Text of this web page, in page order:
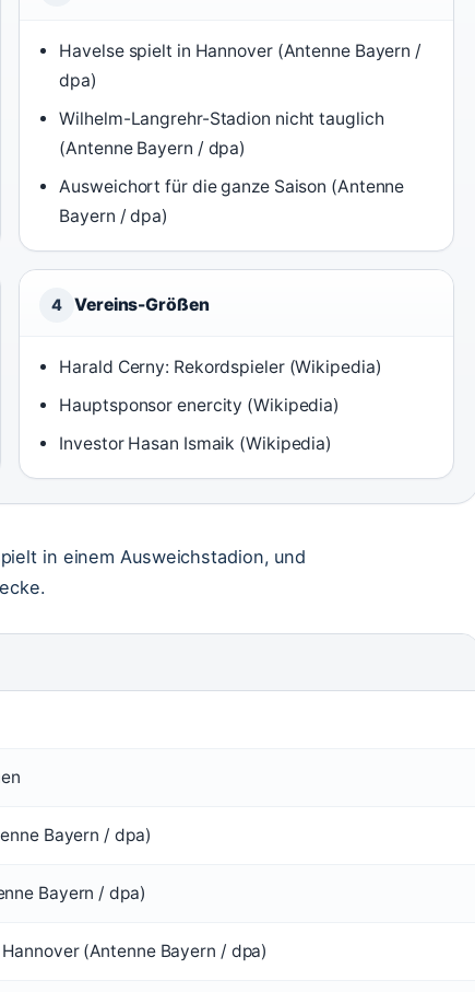
Havelse spielt in Hannover (Antenne Bayern /
dpa)
Wilhelm-Langrehr-Stadion nicht tauglich
(Antenne Bayern / dpa)
Ausweichort für die ganze Saison (Antenne
Bayern / dpa)
4 Vereins-Größen
Harald Cerny: Rekordspieler (Wikipedia)
Hauptsponsor enercity (Wikipedia)
Investor Hasan Ismaik (Wikipedia)
in einem Ausweichstadion, und
Bayern / dpa)
Bayern / dpa)
(Antenne Bayern / dpa)